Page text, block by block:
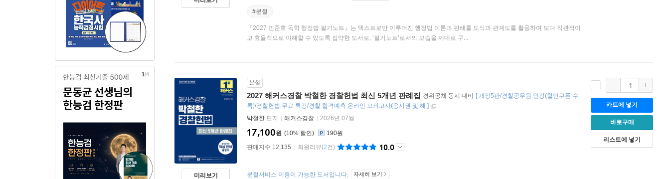
2/4
#분철
『2027 민준호 독학 행정법 필기노트』는 텍스트로만 이루어진 행정법 이론과 판례를 도식과 관계도를 활용하여 보다 직관적이
고 효율적으로 이해할 수 있도록 집약한 도서로, ‘필기노트’로서의 모습을 제대로 구...
미리보기
분철
2027 해커스경찰 박철한 경찰헌법 최신 5개년 판례집 경위공채 동시 대비 [개정5판/경찰공무원 인강(할인쿠폰 수
록)/경찰헌법 무료 특강/경찰 합격예측 온라인 모의고사(응시권 및 해 ]
박철한 편저 해커스경찰 2026년 07월
10%
17,100원
190원
판매지수 12,135
회원리뷰(2건) 10.0
분철서비스 이용이 가능한 도서입니다. 자세히 보기
카트에 넣기
바로구매
리스트에 넣기